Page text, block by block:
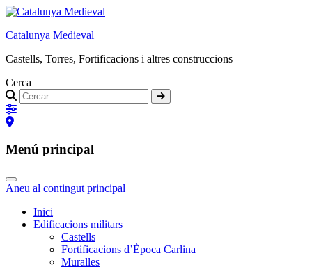
Catalunya Medieval
Castells, Torres, Fortificacions i altres construccions
Cerca
Menú principal
Aneu al contingut principal
Inici
Edificacions militars
Castells
Fortificacions d’Època Carlina
Muralles